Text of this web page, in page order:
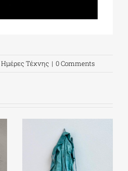
Ημέρες Τέχνης | 0 Comments